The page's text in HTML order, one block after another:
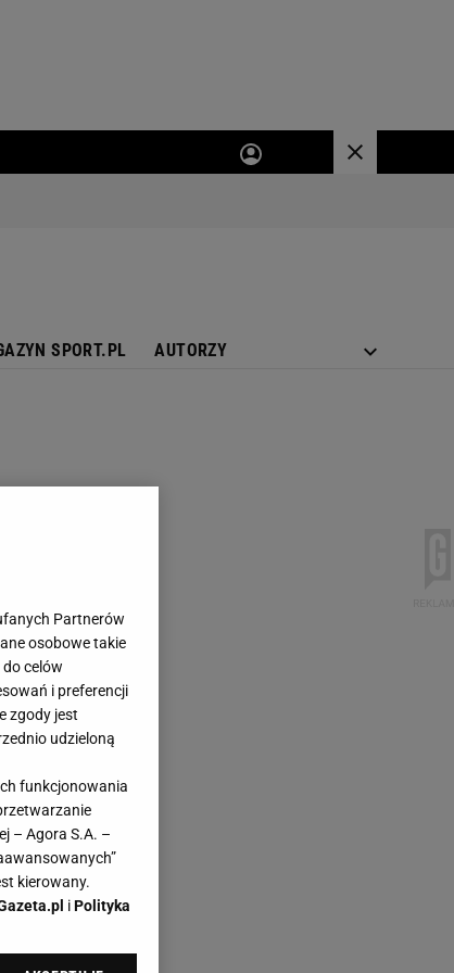
SPORT.PL AUTORZY
Partnerów
osobowe takie
celów
i preferencji
zgody jest
udzieloną
funkcjonowania
– Agora S.A. –
kierowany.
iPolityka